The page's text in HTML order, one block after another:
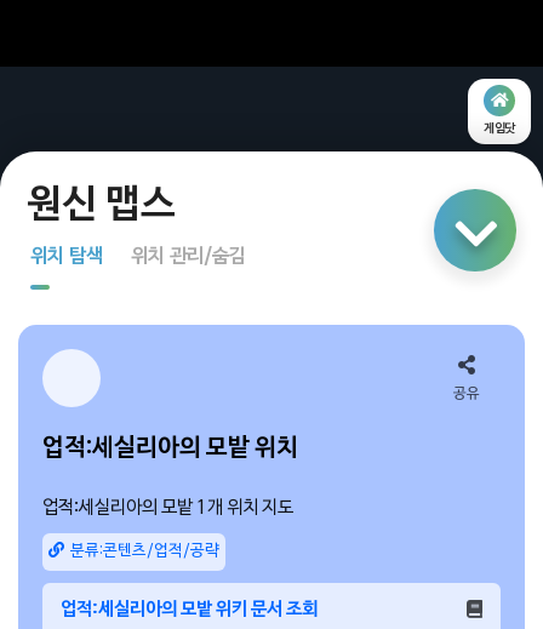
게임닷
링크 공유
위치 탐색 위치 관리/숨김
공유
업적:세실리아의 모밭 위치
분류:콘텐츠/업적/공략
업적:세실리아의 모밭 위키 문서 조회